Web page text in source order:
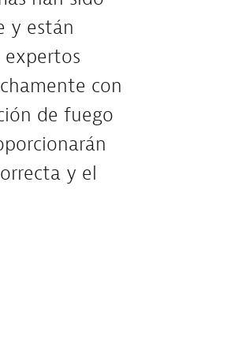
y están
con
de fuego
y el